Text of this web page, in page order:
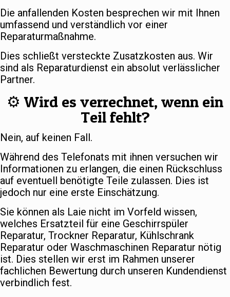
Die anfallenden Kosten besprechen wir mit Ihnen
umfassend und verständlich vor einer
Reparaturmaßnahme.
Dies schließt versteckte Zusatzkosten aus. Wir
sind als Reparaturdienst ein absolut verlässlicher
Partner.
⚙️ Wird es verrechnet, wenn ein
Teil fehlt?
Nein, auf keinen Fall.
Während des Telefonats mit ihnen versuchen wir
Informationen zu erlangen, die einen Rückschluss
auf eventuell benötigte Teile zulassen. Dies ist
jedoch nur eine erste Einschätzung.
Sie können als Laie nicht im Vorfeld wissen,
welches Ersatzteil für eine Geschirrspüler
Reparatur, Trockner Reparatur, Kühlschrank
Reparatur oder Waschmaschinen Reparatur nötig
ist. Dies stellen wir erst im Rahmen unserer
fachlichen Bewertung durch unseren Kundendienst
verbindlich fest.